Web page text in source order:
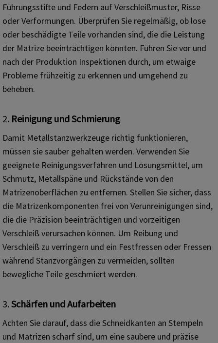
Führungsstifte und Federn auf Verschleißmuster, Risse
oder Verformungen. Überprüfen Sie regelmäßig, ob lose
oder beschädigte Teile vorhanden sind, die die Leistung
der Matrize beeinträchtigen könnten. Führen Sie vor und
nach der Produktion Inspektionen durch, um etwaige
Probleme frühzeitig zu erkennen und umgehend zu
beheben.
2. Reinigung und Schmierung
Damit Metallstanzwerkzeuge richtig funktionieren,
müssen sie sauber gehalten werden. Verwenden Sie
geeignete Reinigungsverfahren und Lösungsmittel, um
Schmutz, Metallspäne und Rückstände von den
Matrizenoberflächen zu entfernen. Stellen Sie sicher, dass
die Matrizenkomponenten frei von Verunreinigungen sind,
die die Präzision beeinträchtigen und vorzeitigen
Verschleiß verursachen können. Um Reibung und
Verschleiß zu verringern und ein Festfressen oder Fressen
während Stanzvorgängen zu vermeiden, sollten
bewegliche Teile geschmiert werden.
3. Schärfen und Aufarbeiten
Achten Sie darauf, dass die Schneidkanten an Stempeln
und Matrizen scharf sind, um eine saubere und präzise